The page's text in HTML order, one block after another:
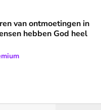
in de Bijbel:
van ontmoetingen in
hebben God heel